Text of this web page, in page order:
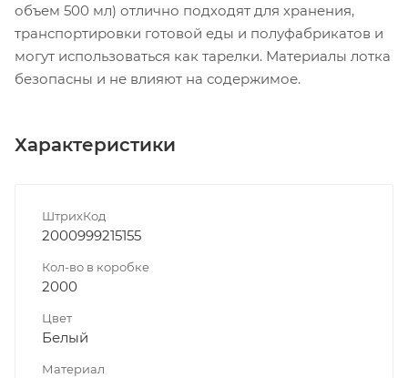
объем 500 мл) отлично подходят для хранения,
транспортировки готовой еды и полуфабрикатов и
могут использоваться как тарелки. Материалы лотка
безопасны и не влияют на содержимое.
Характеристики
ШтрихКод
2000999215155
Кол-во в коробке
2000
Цвет
Белый
Материал